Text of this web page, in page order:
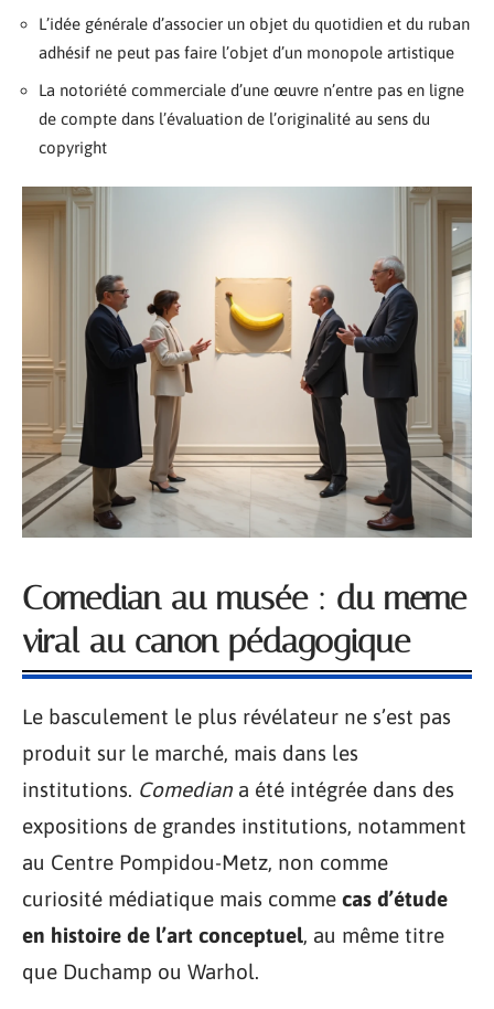
L’idée générale d’associer un objet du quotidien et du ruban
adhésif ne peut pas faire l’objet d’un monopole artistique
La notoriété commerciale d’une œuvre n’entre pas en ligne
de compte dans l’évaluation de l’originalité au sens du
copyright
Comedian au musée : du meme
viral au canon pédagogique
Le basculement le plus révélateur ne s’est pas
produit sur le marché, mais dans les
institutions. Comedian a été intégrée dans des
expositions de grandes institutions, notamment
au Centre Pompidou-Metz, non comme
curiosité médiatique mais comme cas d’étude
en histoire de l’art conceptuel, au même titre
que Duchamp ou Warhol.